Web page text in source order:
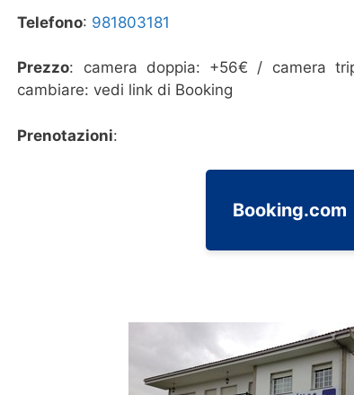
Telefono: 981803181
Prezzo: camera doppia: +56€ / camera
cambiare: vedi link di Booking
Prenotazioni:
Booking.com